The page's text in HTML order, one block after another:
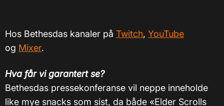
Hos Bethesdas kanaler på Twitch, YouTube
og Mixer.
Hva får vi garantert se?
Bethesdas pressekonferanse vil neppe inneholde
like mye snacks som sist, da både «Elder Scrolls